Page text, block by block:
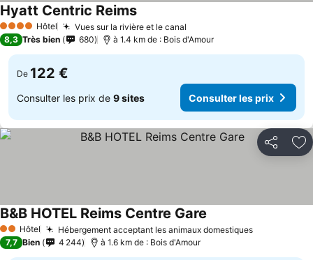
4 Étoiles Hôtel Vues sur la rivière et le canal
Hyatt Centric Reims
8,3 Très bien 680 à 1.4 km de : Bois d'Amour
De 122 €
Consulter les prix de 9 sites Consulter les prix
Partager
2 Étoiles
Hôtel Hébergement acceptant les animaux domestiques
B&B HOTEL Reims Centre Gare
7,7 Bien 4 244 à 1.6 km de : Bois d'Amour